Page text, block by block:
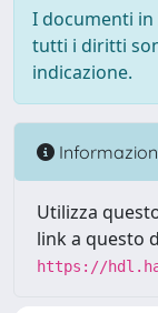
I documenti
tutti i diritti
indicazione.
Utilizza
link a questo
https://